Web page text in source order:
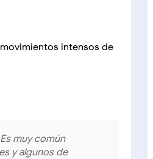
intensos de
muy común
y algunos de